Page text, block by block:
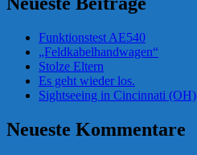
Funktionstest AE540
„Feldkabelhandwagen“
Stolze Eltern
Es geht wieder los.
Sightseeing in Cincinnati (OH)
Neueste Kommentare